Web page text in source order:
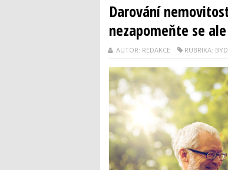
Darování
nezapomeňte se
AUTOR: REDAKCE RUBRIKA: